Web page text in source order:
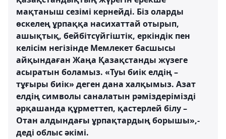
мақтаныш сезiмi кернейдi. Біз оларды
өскелең ұрпаққа насихаттай отырып,
ашықтық, бейбiтсүйгiштiк, еркiндiк пен
келiсiм негiзiнде Мемлекет басшысы
айқындаған Жаңа Қазақстанды жүзеге
асыратын боламыз. «Туы биік елдің –
тұғыры биік» деген дана халқымыз. Азат
елдің символы саналатын рәміздерімізді
әрқашанда құрметтеп, қастерлей білу –
Отан алдындағы ұрпақтардың борышы»,-
деді облыс әкімі.